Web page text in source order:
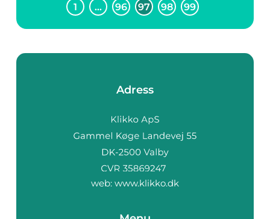
1 … 96 97 98 99
Adress
web: www.klikko.dk